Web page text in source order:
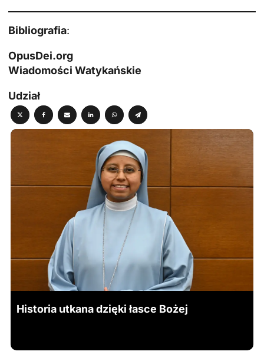
Bibliografia:
OpusDei.org
Wiadomości Watykańskie
Udział
Historia utkana dzięki łasce Bożej